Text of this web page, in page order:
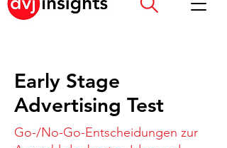
Early Stage
Advertising Test
Go-/No-Go-Entscheidungen zur